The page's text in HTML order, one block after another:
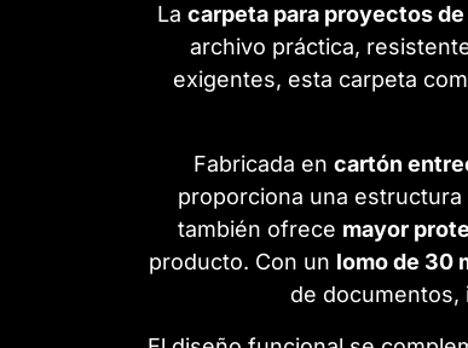
La carpeta para proyectos
archivo práctica,
exigentes, esta carpeta
Fabricada en cartón
proporciona una
también ofrece mayor
producto. Con un lomo de 30
de documentos,